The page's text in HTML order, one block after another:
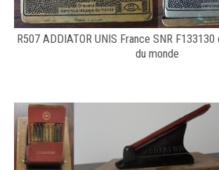
R507 ADDIATOR UNIS France SNR
du monde